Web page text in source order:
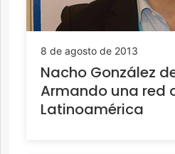
8 de agosto de 2013
Nacho González
Armando una red
Latinoamérica